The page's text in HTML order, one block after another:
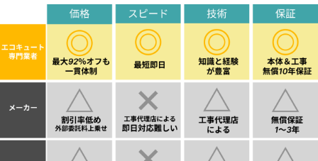
コロナ
日立
エコキュートを交換するサインやタイミング
【動画で解説】「エコキュートを安く買う方法」を端的にまとめまし